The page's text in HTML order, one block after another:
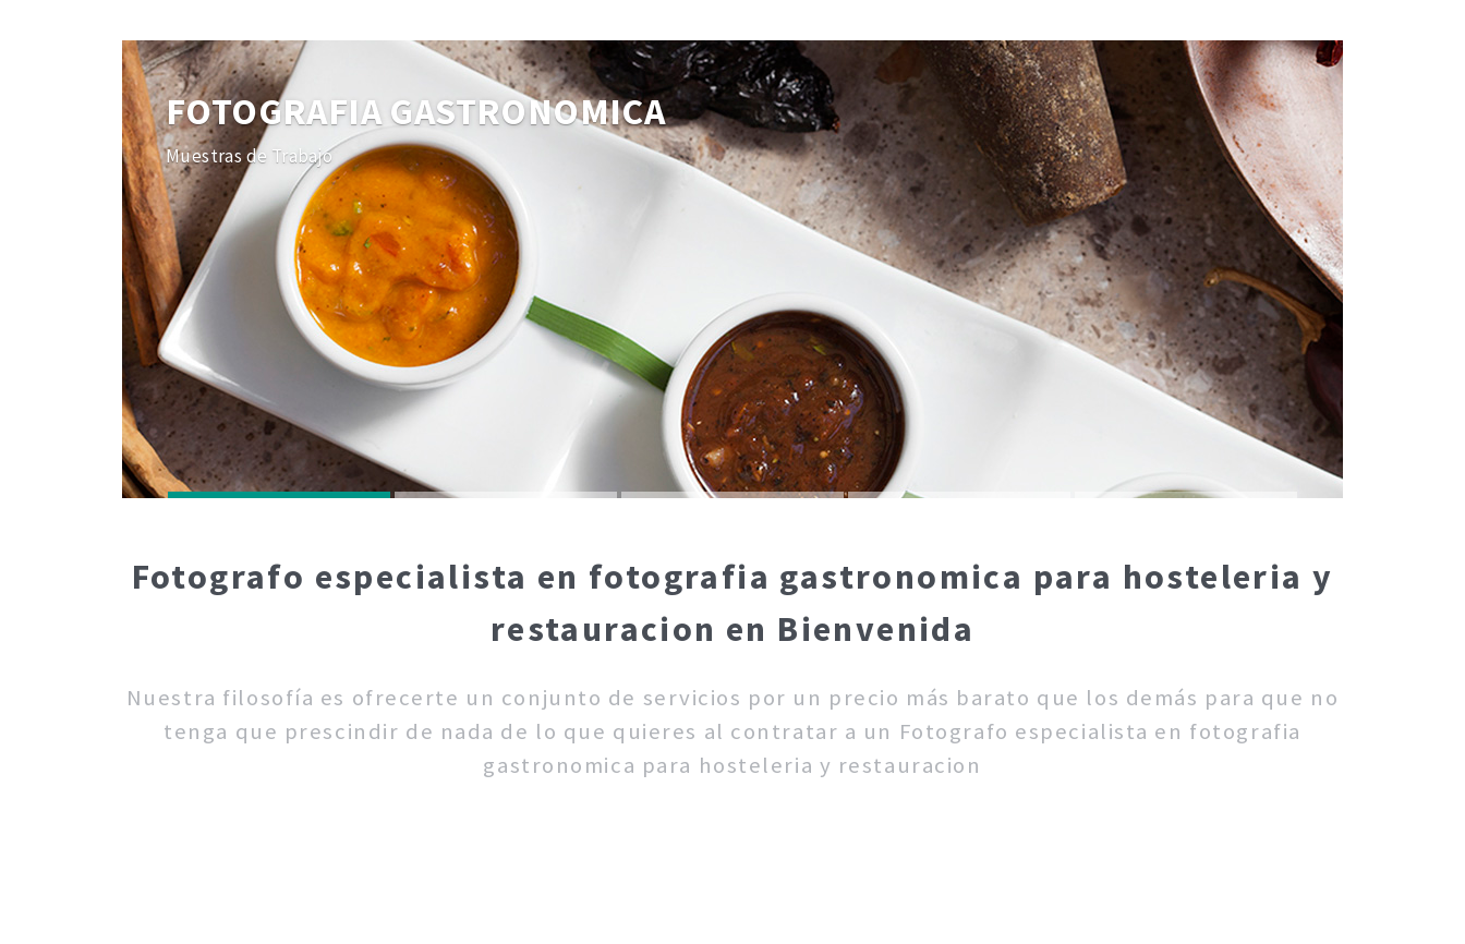
FOTOGRAFIA GASTRONOMICA
Muestras de Trabajo
Fotografo especialista en fotografia gastronomica para hosteleria y
restauracion en Bienvenida
Nuestra filosofía es ofrecerte un conjunto de servicios por un precio más barato que los demás para que no
tenga que prescindir de nada de lo que quieres al contratar a un Fotografo especialista en fotografia
gastronomica para hosteleria y restauracion